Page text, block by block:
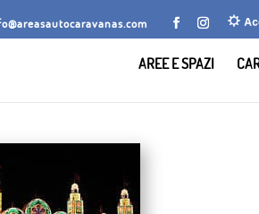
AREE E SPAZI